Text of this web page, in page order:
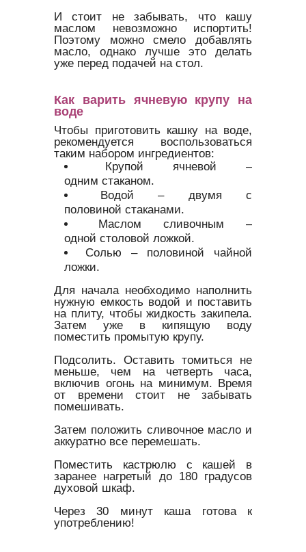
И стоит не забывать, что кашу
маслом невозможно испортить!
Поэтому можно смело добавлять
масло, однако лучше это делать
уже перед подачей на стол.
Как варить ячневую крупу на
воде
Чтобы приготовить кашку на воде,
рекомендуется воспользоваться
таким набором ингредиентов:
Крупой ячневой –
одним стаканом.
Водой – двумя с
половиной стаканами.
Маслом сливочным –
одной столовой ложкой.
Солью – половиной чайной
ложки.
Для начала необходимо наполнить
нужную емкость водой и поставить
на плиту, чтобы жидкость закипела.
Затем уже в кипящую воду
поместить промытую крупу.
Подсолить. Оставить томиться не
меньше, чем на четверть часа,
включив огонь на минимум. Время
от времени стоит не забывать
помешивать.
Затем положить сливочное масло и
аккуратно все перемешать.
Поместить кастрюлю с кашей в
заранее нагретый до 180 градусов
духовой шкаф.
Через 30 минут каша готова к
употреблению!